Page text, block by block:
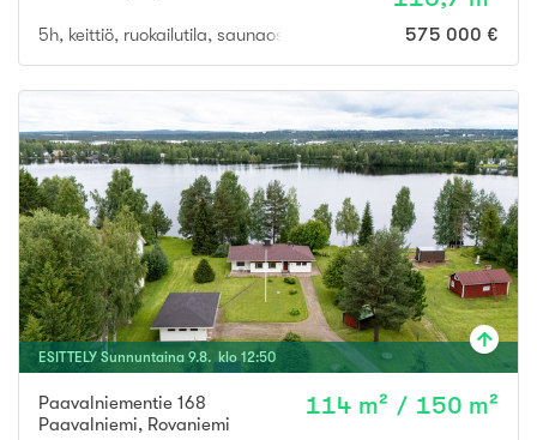
5h, keittiö, ruokailutila, saunaosasto, kylpyhuone, varasto,
575 000 €
ESITTELY Sunnuntaina 9.8. klo12:50
Paavalniementie 168
Paavalniemi, Rovaniemi
114 m² / 150 m²